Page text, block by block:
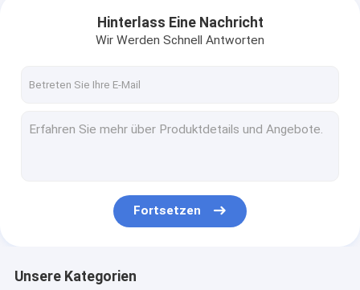
Hinterlass Eine Nachricht
Wir Werden Schnell Antworten
Fortsetzen
Unsere Kategorien